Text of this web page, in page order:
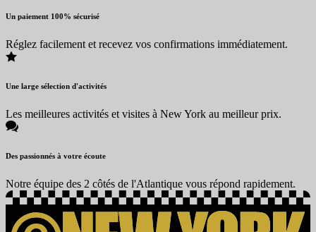
Un paiement 100% sécurisé
Réglez facilement et recevez vos confirmations immédiatement.
Une large sélection d'activités
Les meilleures activités et visites à New York au meilleur prix.
Des passionnés à votre écoute
Notre équipe des 2 côtés de l'Atlantique vous répond rapidement.